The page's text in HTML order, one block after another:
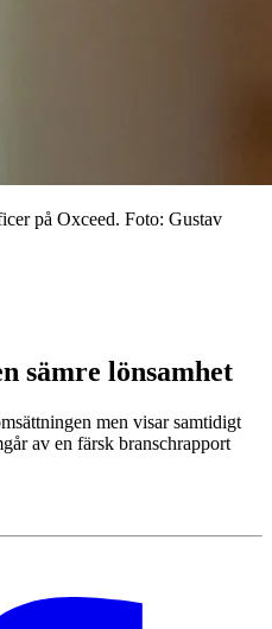
på Oxceed. Foto: Gustav
sämre lönsamhet
men visar samtidigt
av en färsk branschrapport